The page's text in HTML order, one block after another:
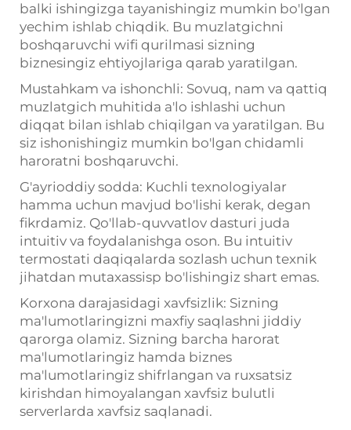
balki ishingizga tayanishingiz mumkin bo'lgan
yechim ishlab chiqdik. Bu muzlatgichni
boshqaruvchi wifi qurilmasi sizning
biznesingiz ehtiyojlariga qarab yaratilgan.
Mustahkam va ishonchli: Sovuq, nam va qattiq
muzlatgich muhitida a'lo ishlashi uchun
diqqat bilan ishlab chiqilgan va yaratilgan. Bu
siz ishonishingiz mumkin bo'lgan chidamli
haroratni boshqaruvchi.
G'ayrioddiy sodda: Kuchli texnologiyalar
hamma uchun mavjud bo'lishi kerak, degan
fikrdamiz. Qo'llab-quvvatlov dasturi juda
intuitiv va foydalanishga oson. Bu intuitiv
termostati daqiqalarda sozlash uchun texnik
jihatdan mutaxassisp bo'lishingiz shart emas.
Korxona darajasidagi xavfsizlik: Sizning
ma'lumotlaringizni maxfiy saqlashni jiddiy
qarorga olamiz. Sizning barcha harorat
ma'lumotlaringiz hamda biznes
ma'lumotlaringiz shifrlangan va ruxsatsiz
kirishdan himoyalangan xavfsiz bulutli
serverlarda xavfsiz saqlanadi.